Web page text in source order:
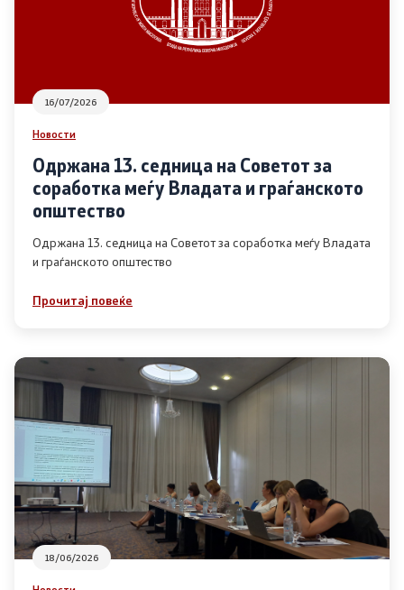
Извештаи
Список на ОЈИ
Контакт
Контакт
Линкови
Изјава за пристапност
Со еден клик до сите услуги
16/07/2026
Новости
Одржана 13. седница на Советот за
соработка меѓу Владата и граѓанското
општество
Одржана 13. седница на Советот за соработка меѓу Владата
и граѓанското општество
Прочитај повеќе
18/06/2026